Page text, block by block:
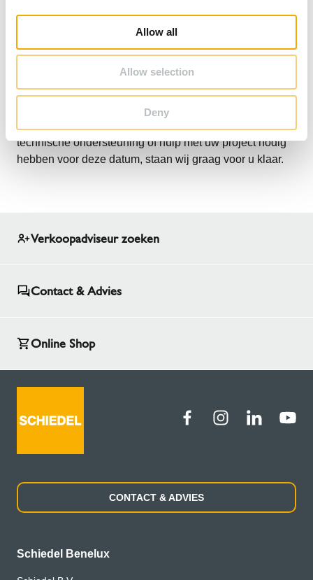
Allow all
Allow selection
Deny
Onze klantenservice, technische helpdesk en
ingenieursbureau blijven bereikbaar t/m vrijdag 19
december. Mocht u vragen hebben, bestellingen willen
plaatsen voor verzending in het nieuwe jaar, of
technische ondersteuning of hulp met uw project nodig
hebben voor deze datum, staan wij graag voor u klaar.
Verkoopadviseur zoeken
Contact & Advies
Online Shop
CONTACT & ADVIES
Schiedel Benelux